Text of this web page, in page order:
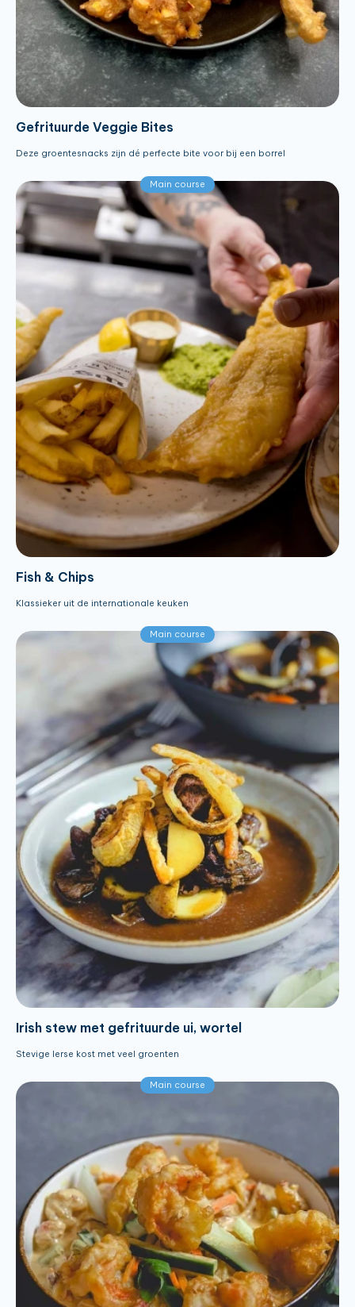
Gefrituurde Veggie Bites
Deze groentesnacks zijn dé perfecte bite voor bij een borrel
Main course
Fish & Chips
Klassieker uit de internationale keuken
Main course
Irish stew met gefrituurde ui, wortel
Stevige Ierse kost met veel groenten
Main course